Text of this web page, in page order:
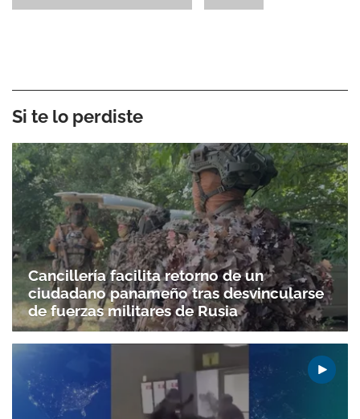
Si te lo perdiste
Cancillería facilita retorno de un
ciudadano panameño tras desvincularse
de fuerzas militares de Rusia